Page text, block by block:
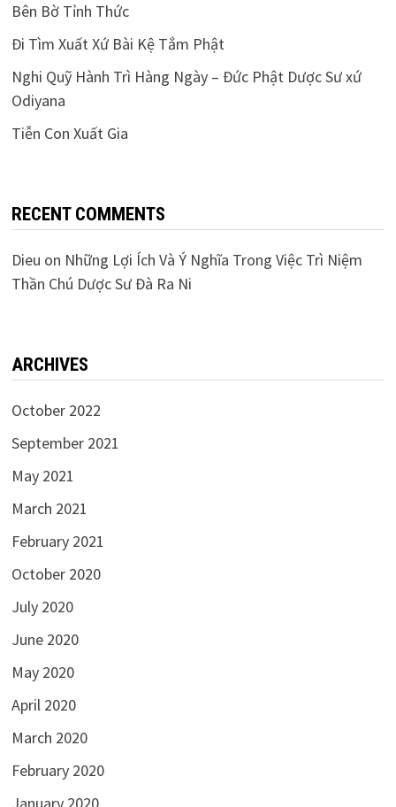
Bên Bờ Tỉnh Thức
Đi Tìm Xuất Xứ Bài Kệ Tắm Phật
Nghi Quỹ Hành Trì Hàng Ngày – Đức Phật Dược Sư xứ
Odiyana
Tiễn Con Xuất Gia
RECENT COMMENTS
Dieu on Những Lợi Ích Và Ý Nghĩa Trong Việc Trì Niệm
Thần Chú Dược Sư Đà Ra Ni
ARCHIVES
October 2022
September 2021
May 2021
March 2021
February 2021
October 2020
July 2020
June 2020
May 2020
April 2020
March 2020
February 2020